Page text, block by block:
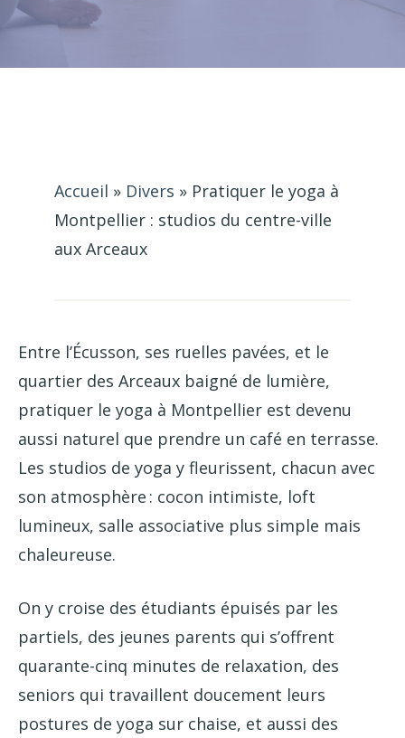
Accueil » Divers » Pratiquer le yoga à
Montpellier : studios du centre-ville
aux Arceaux
Entre l’Écusson, ses ruelles pavées, et le
quartier des Arceaux baigné de lumière,
pratiquer le yoga à Montpellier est devenu
aussi naturel que prendre un café en terrasse.
Les studios de yoga y fleurissent, chacun avec
son atmosphère : cocon intimiste, loft
lumineux, salle associative plus simple mais
chaleureuse.
On y croise des étudiants épuisés par les
partiels, des jeunes parents qui s’offrent
quarante-cinq minutes de relaxation, des
seniors qui travaillent doucement leurs
postures de yoga sur chaise, et aussi des